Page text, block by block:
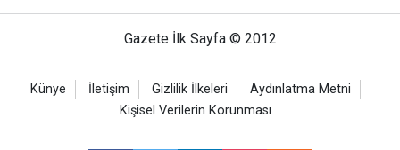
Gazete İlk Sayfa © 2012
Künye İletişim Gizlilik İlkeleri
Aydınlatma Metni
Kişisel Verilerin Korunması